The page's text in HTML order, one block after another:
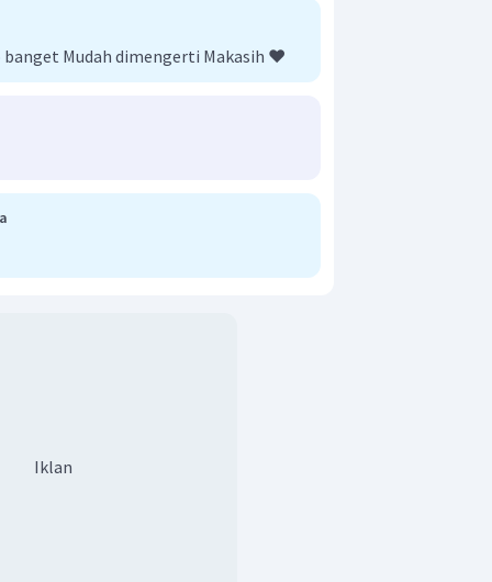
banget Mudah dimengerti Makasih ❤️
Iklan